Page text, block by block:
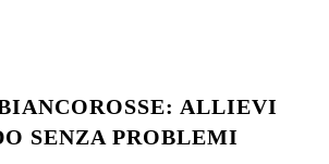
ALLIEVI
SENZA PROBLEMI